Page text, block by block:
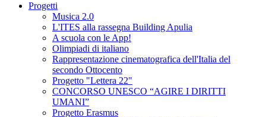
Progetti
Musica 2.0
L'ITES alla rassegna Building Apulia
A scuola con le App!
Olimpiadi di italiano
Rappresentazione cinematografica dell'Italia del
secondo Ottocento
Progetto "Lettera 22"
CONCORSO UNESCO “AGIRE I DIRITTI
UMANI”
Progetto Erasmus